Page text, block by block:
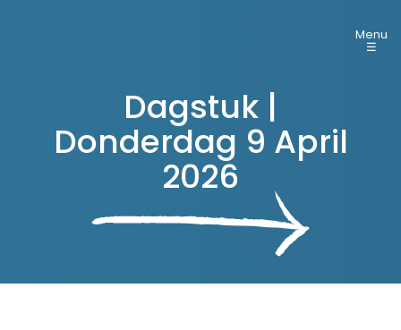
Menu
☰
Dagstuk |
Donderdag 9 April
2026